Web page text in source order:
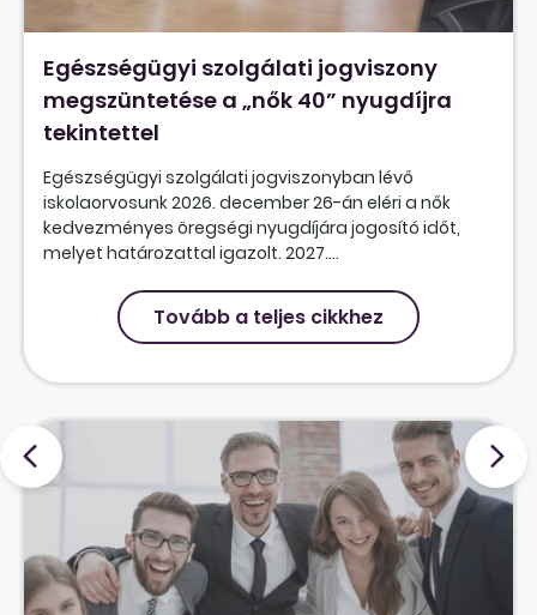
Egészségügyi szolgálati jogviszony
megszüntetése a „nők 40” nyugdíjra
tekintettel
Egészségügyi szolgálati jogviszonyban lévő
iskolaorvosunk 2026. december 26-án eléri a nők
kedvezményes öregségi nyugdíjára jogosító időt,
melyet határozattal igazolt. 2027....
Tovább a teljes cikkhez